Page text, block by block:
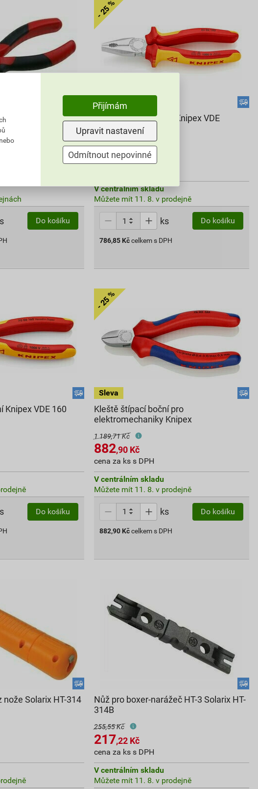
160 mm
Do košíku
Kleště kombinované Knipex VDE
1 059,06 Kč
786,85Kč
V centrálním skladu
Můžete mít 11. 8. v prodejně
ks Do košíku
786,85 Kč celkem s DPH
Knipex VDE 160
Do košíku
Kleště štípací boční pro
elektromechaniky Knipex
1 189,71 Kč
882,90Kč
cena za ks s DPH
V centrálním skladu
Můžete mít 11. 8. v prodejně
ks Do košíku
882,90 Kč celkem s DPH
nože Solarix HT-314
Nůž pro boxer-narážeč HT-3 Solarix HT-
314B
255,55 Kč
217,22Kč
cena za ks s DPH
V centrálním skladu
Můžete mít 11. 8. v prodejně
Přijímám
Upravit nastavení
Odmítnout nepovinné